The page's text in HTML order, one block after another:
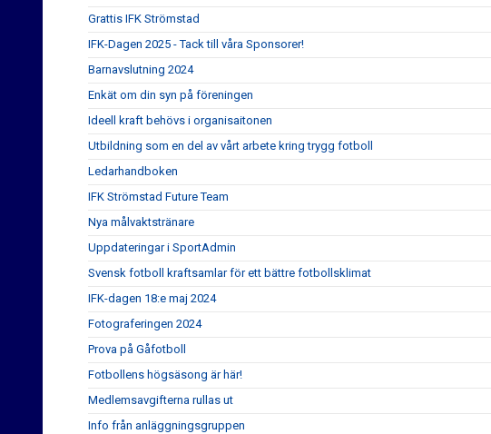
Grattis IFK Strömstad
IFK-Dagen 2025 - Tack till våra Sponsorer!
Barnavslutning 2024
Enkät om din syn på föreningen
Ideell kraft behövs i organisaitonen
Utbildning som en del av vårt arbete kring trygg fotboll
Ledarhandboken
IFK Strömstad Future Team
Nya målvaktstränare
Uppdateringar i SportAdmin
Svensk fotboll kraftsamlar för ett bättre fotbollsklimat
IFK-dagen 18:e maj 2024
Fotograferingen 2024
Prova på Gåfotboll
Fotbollens högsäsong är här!
Medlemsavgifterna rullas ut
Info från anläggningsgruppen